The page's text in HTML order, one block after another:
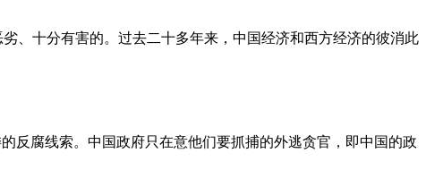
、十分有害的。过去二十多年来，中国经济和西方经济的彼消此
反腐线索。中国政府只在意他们要抓捕的外逃贪官，即中国的政